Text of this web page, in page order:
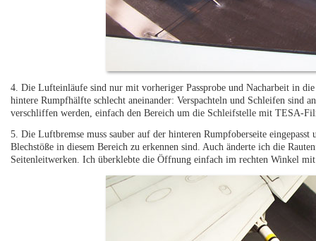
4. Die Lufteinläufe sind nur mit vorheriger Passprobe und Nacharbeit in die
hintere Rumpfhälfte schlecht aneinander: Verspachteln und Schleifen sind
verschliffen werden, einfach den Bereich um die Schleifstelle mit TESA-
5. Die Luftbremse muss sauber auf der hinteren Rumpfoberseite
Blechstöße in diesem Bereich zu erkennen sind. Auch änderte ich die
Seitenleitwerken. Ich überklebte die Öffnung einfach im rechten Winkel